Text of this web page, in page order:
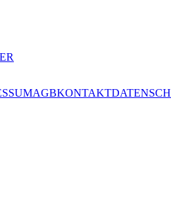
AGBKONTAKT